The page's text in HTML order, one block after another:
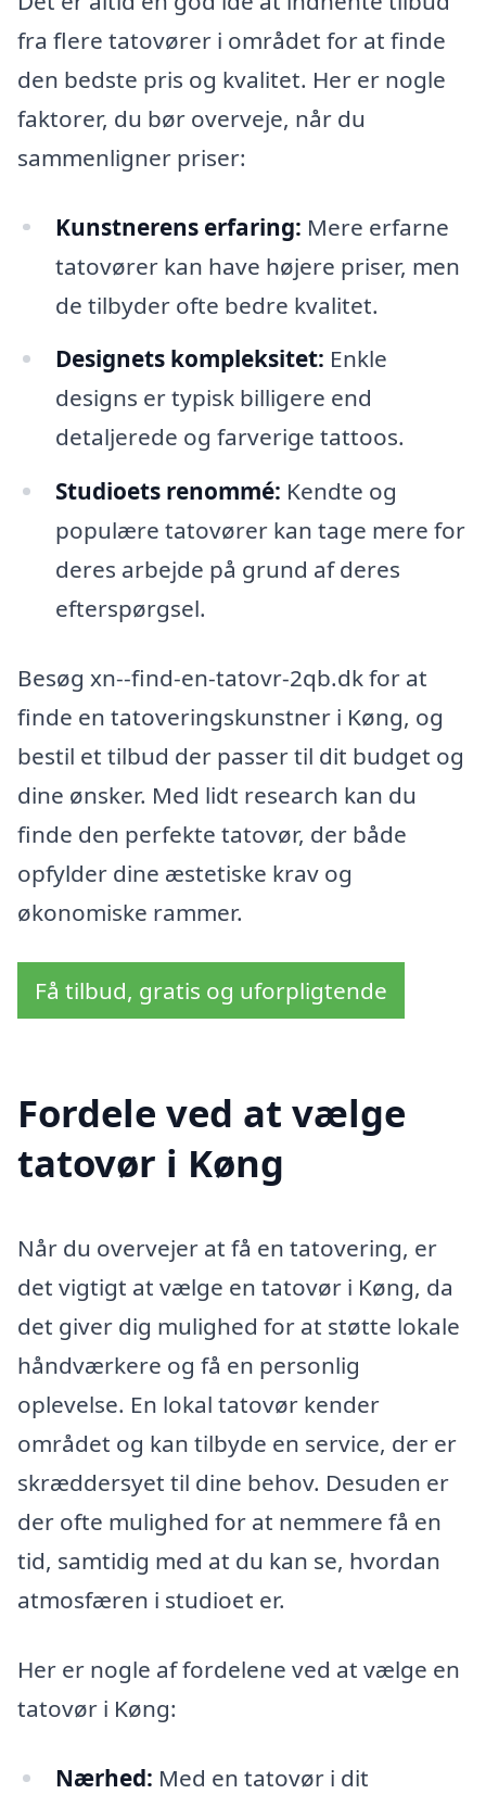
fra flere tatovører i området for at finde
den bedste pris og kvalitet. Her er nogle
faktorer, du bør overveje, når du
sammenligner priser:
Kunstnerens erfaring: Mere erfarne
tatovører kan have højere priser, men
de tilbyder ofte bedre kvalitet.
Designets kompleksitet: Enkle
designs er typisk billigere end
detaljerede og farverige tattoos.
Studioets renommé: Kendte og
populære tatovører kan tage mere for
deres arbejde på grund af deres
efterspørgsel.
Besøg xn--find-en-tatovr-2qb.dk for at
finde en tatoveringskunstner i Køng, og
bestil et tilbud der passer til dit budget og
dine ønsker. Med lidt research kan du
finde den perfekte tatovør, der både
opfylder dine æstetiske krav og
økonomiske rammer.
Få tilbud, gratis og uforpligtende
Fordele ved at vælge
tatovør i Køng
Når du overvejer at få en tatovering, er
det vigtigt at vælge en tatovør i Køng, da
det giver dig mulighed for at støtte lokale
håndværkere og få en personlig
oplevelse. En lokal tatovør kender
området og kan tilbyde en service, der er
skræddersyet til dine behov. Desuden er
der ofte mulighed for at nemmere få en
tid, samtidig med at du kan se, hvordan
atmosfæren i studioet er.
Her er nogle af fordelene ved at vælge en
tatovør i Køng:
Nærhed: Med en tatovør i dit